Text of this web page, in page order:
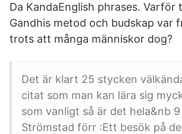
Da KandaEnglish phrases. Varför
Gandhis metod och budskap var
trots att många människor dog?
Det är klart 25 stycken
citat som man kan lära sig
som vanligt så är det hela&nb 9
Strömstad förr :Ett besök på